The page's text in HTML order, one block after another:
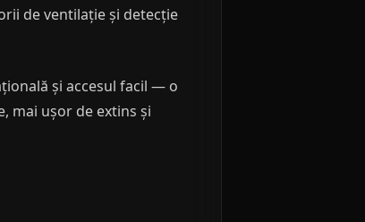
de ventilație și detecție
și accesul facil — o
mai ușor de extins și